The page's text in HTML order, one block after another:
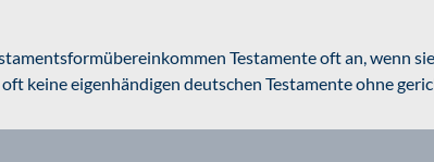
Testamente oft an, wenn
keine eigenhändigen deutschen Testamente ohne